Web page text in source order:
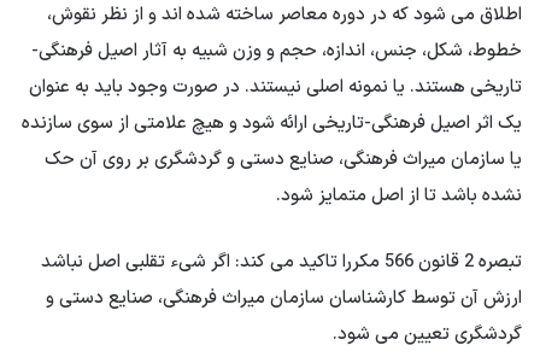
اطلاق می شود که در دوره معاصر ساخته شده اند و از نظر نقوش،
خطوط، شکل، جنس، اندازه، حجم و وزن شبیه به آثار اصیل فرهنگی-
تاریخی هستند. یا نمونه اصلی نیستند. در صورت وجود باید به عنوان
یک اثر اصیل فرهنگی-تاریخی ارائه شود و هیچ علامتی از سوی سازنده
یا سازمان میراث فرهنگی، صنایع دستی و گردشگری بر روی آن حک
نشده باشد تا از اصل متمایز شود.
تبصره 2 قانون 566 مکررا تاکید می کند: اگر شیء تقلبی اصل نباشد
ارزش آن توسط کارشناسان سازمان میراث فرهنگی، صنایع دستی و
گردشگری تعیین می شود.